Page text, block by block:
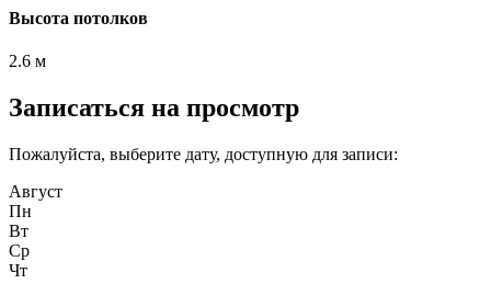
Высота потолков
2.6 м
Записаться на просмотр
Пожалуйста, выберите дату, доступную для записи:
Август
Пн
Вт
Ср
Чт